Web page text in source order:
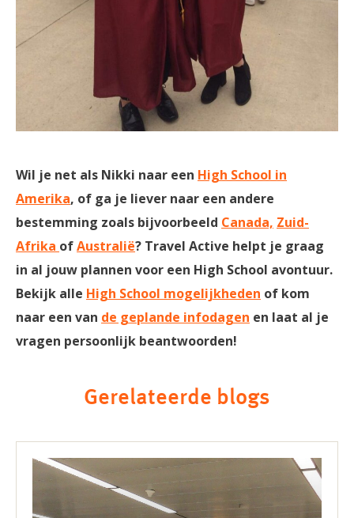
Wil je net als Nikki naar een High School in
Amerika, of ga je liever naar een andere
bestemming zoals bijvoorbeeld Canada, Zuid-
Afrika ofAustralië? Travel Active helpt je graag
in al jouw plannen voor een High School avontuur.
Bekijk alle High School mogelijkheden of kom
naar een van de geplande infodagen en laat al je
vragen persoonlijk beantwoorden!
Gerelateerde blogs